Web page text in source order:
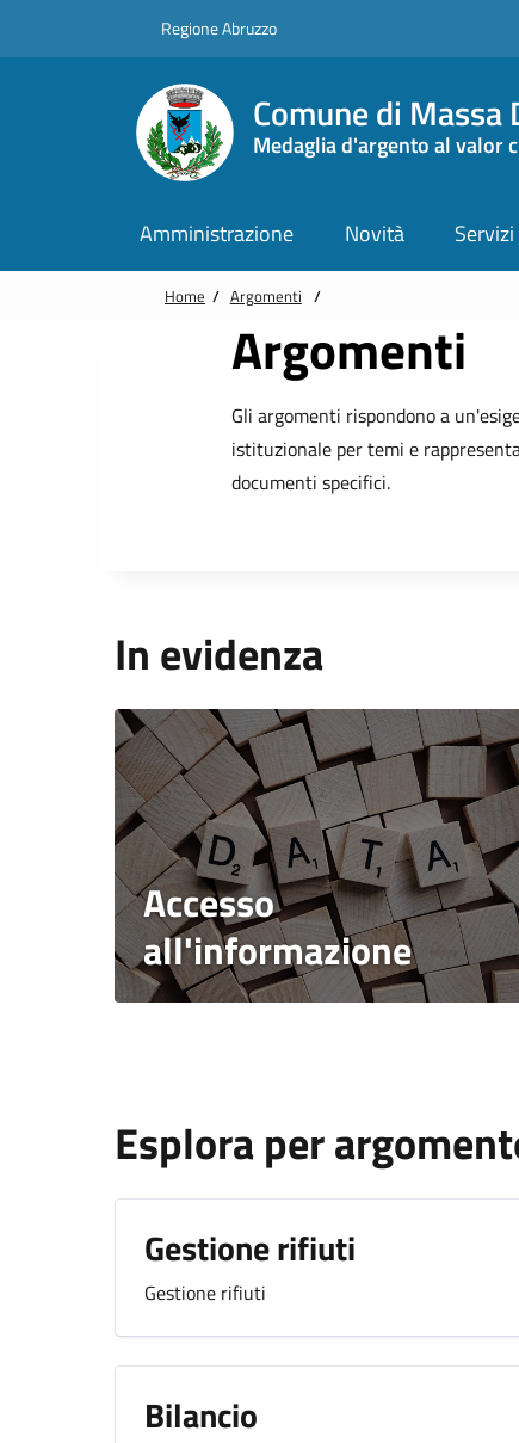
Regione Abruzzo
Comune di Massa
Medaglia d'argento al valor
Amministrazione Novità Servizi
Home / Argomenti /
Argomenti
Gli argomenti rispondono a
istituzionale per temi e
documenti specifici.
In evidenza
Accesso
all'informazione
Esplora per
Gestione rifiuti
Gestione rifiuti
Bilancio